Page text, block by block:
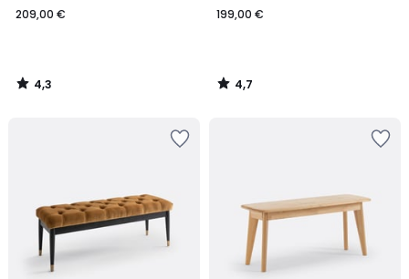
209,00 €
4,3
/
199,00 €
4,7
/